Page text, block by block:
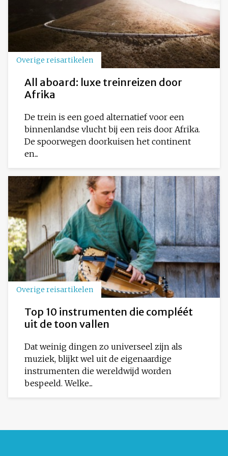
Overige reisartikelen
All aboard: luxe treinreizen door
Afrika
De trein is een goed alternatief voor een
binnenlandse vlucht bij een reis door Afrika.
De spoorwegen doorkuisen het continent
en...
Overige reisartikelen
Top 10 instrumenten die compléét
uit de toon vallen
Dat weinig dingen zo universeel zijn als
muziek, blijkt wel uit de eigenaardige
instrumenten die wereldwijd worden
bespeeld. Welke...